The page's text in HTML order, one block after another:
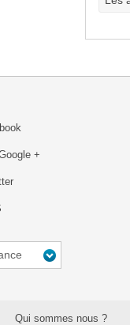
+
Qui sommes nous ?